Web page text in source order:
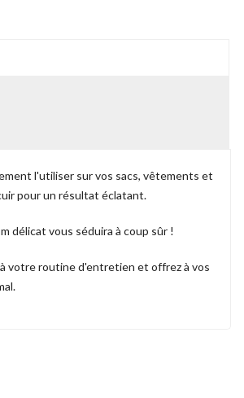
l'utiliser sur vos sacs, vêtements et
pour un résultat éclatant.
délicat vous séduira à coup sûr !
votre routine d'entretien et offrez à vos